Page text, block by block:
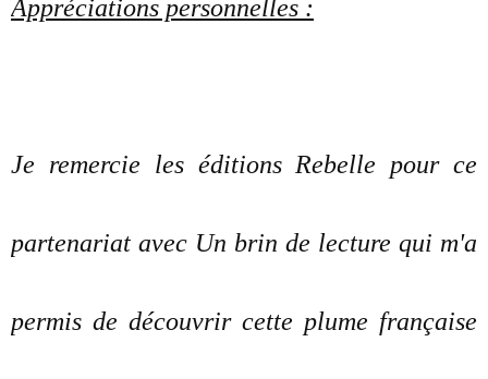
Appréciations personnelles :
Je remercie les éditions Rebelle pour ce
partenariat avec Un brin de lecture qui m'a
permis de découvrir cette plume française